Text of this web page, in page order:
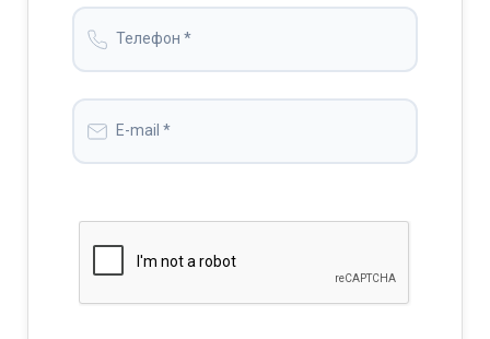
Телефон *
E-mail *